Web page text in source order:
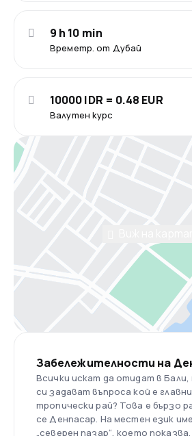
Времетр. от Дубай
9 h 10 min
Валутен курс
10000 IDR = 0.48 EUR
Забележителности на
Всички искат да отидат в Бали,
си задават въпроса кой е
тропически рай? Това е бързо
се Денпасар. На местен език
„северен пазар“, което